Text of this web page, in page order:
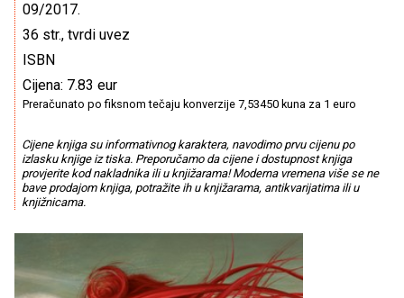
09/2017.
36 str., tvrdi uvez
ISBN
Cijena: 7.83 eur
Preračunato po fiksnom tečaju konverzije 7,53450 kuna za 1 euro
Cijene knjiga su informativnog karaktera, navodimo prvu cijenu po
izlasku knjige iz tiska. Preporučamo da cijene i dostupnost knjiga
provjerite kod nakladnika ili u knjižarama! Moderna vremena više se ne
bave prodajom knjiga, potražite ih u knjižarama, antikvarijatima ili u
knjižnicama.